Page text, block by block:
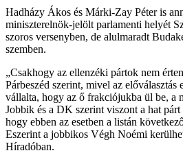
Hadházy Ákos és Márki-Zay Péter is
miniszterelnök-jelölt parlamenti helyét
szoros versenyben, de alulmaradt
szemben.
„Csakhogy az ellenzéki pártok nem
Párbeszéd szerint, mivel az
vállalta, hogy az ő frakciójukba ül be, a
Jobbik és a DK szerint viszont a hat
hogy ebben az esetben a listán
Eszerint a jobbikos Végh Noémi
Híradóban.